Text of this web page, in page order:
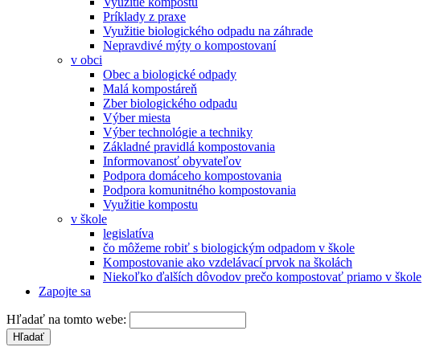
Príklady z praxe
Využitie biologického odpadu na záhrade
Nepravdivé mýty o kompostovaní
v obci
Obec a biologické odpady
Malá kompostáreň
Zber biologického odpadu
Výber miesta
Výber technológie a techniky
Základné pravidlá kompostovania
Informovanosť obyvateľov
Podpora domáceho kompostovania
Podpora komunitného kompostovania
Využitie kompostu
v škole
legislatíva
čo môžeme robiť s biologickým odpadom v škole
Kompostovanie ako vzdelávací prvok na školách
Niekoľko ďalších dôvodov prečo kompostovať priamo v škole
Zapojte sa
Hľadať na tomto webe: